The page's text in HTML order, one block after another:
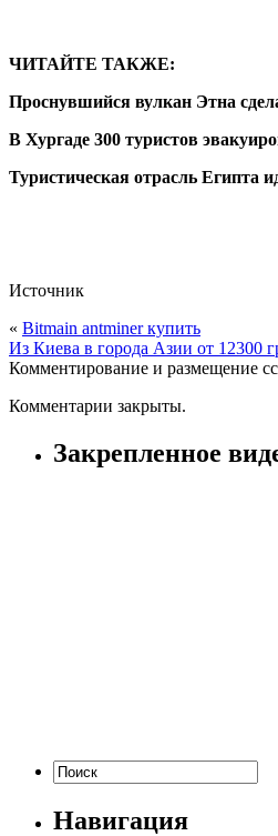
ЧИТАЙТЕ ТАКЖЕ:
Проснувшийся вулкан Этна
В Хургаде 300 туристов
Туристическая отрасль Египта
Источник
« Bitmain antminer купить
Из Киева в города Азии от 12300
Комментирование и размещение
Комментарии закрыты.
Закрепленное
Навигация